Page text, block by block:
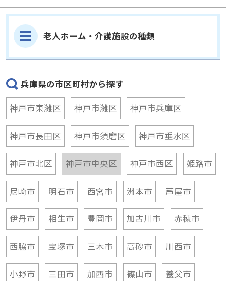
老人ホーム・介護施設の種類
兵庫県の市区町村から探す
神戸市東灘区
神戸市灘区 神戸市兵庫区
神戸市長田区 神戸市須磨区 神戸市垂水区
神戸市北区 神戸市中央区 神戸市西区 姫路市
尼崎市 明石市 西宮市 洲本市 芦屋市
伊丹市 相生市 豊岡市 加古川市 赤穂市
西脇市 宝塚市 三木市 高砂市 川西市
小野市 三田市 加西市 篠山市 養父市